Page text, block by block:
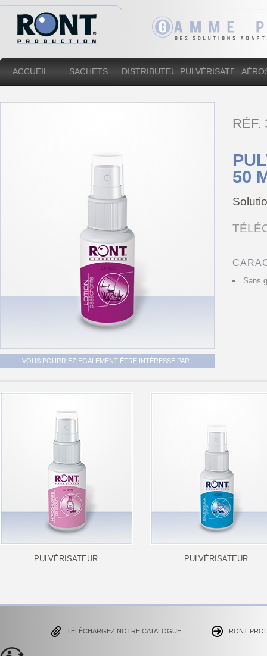
ACCUEIL SACHETS DISTRIBUTEURSPULVÉRISATEURS
VOUS POURRIEZ ÉGALEMENT ÊTRE INTÉRESSÉ PAR :
RÉF.
50
Sans
PULVÉRISATEUR PULVÉRISATEUR
TÉLÉCHARGEZ NOTRE CATALOGUE RONT